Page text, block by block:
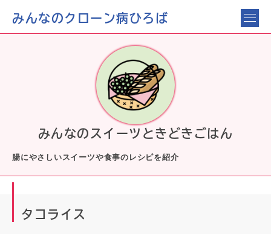
みんなのクローン病ひろば
みんなのスイーツときどきごはん
腸にやさしいスイーツや食事のレシピを紹介
タコライス